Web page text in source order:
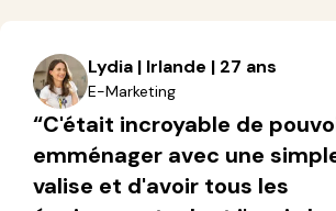
Lydia | Irlande | 27 ans
E-Marketing
“C'était incroyable de
emménager avec une
valise et d'avoir tous les